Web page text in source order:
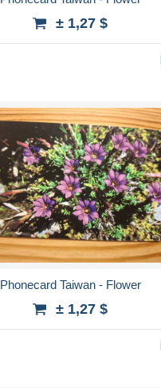
± 1,27 $
Phonecard Taiwan - Flower
± 1,27 $